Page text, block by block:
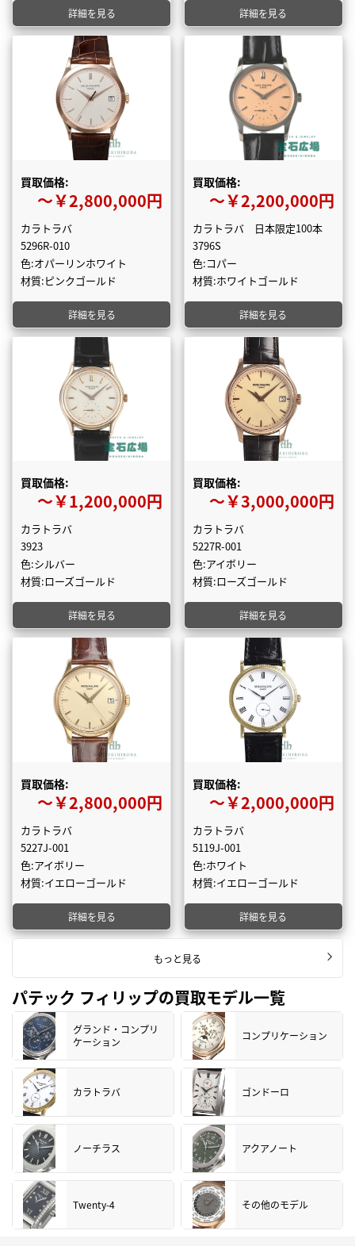
詳細を見る 詳細を見る
買取価格:
〜￥2,800,000円
カラトラバ
5296R-010
色:オパーリンホワイト
材質:ピンクゴールド
詳細を見る
買取価格:
〜￥2,200,000円
カラトラバ 日本限定100本
3796S
色:コパー
材質:ホワイトゴールド
詳細を見る
買取価格:
〜￥1,200,000円
カラトラバ
3923
色:シルバー
材質:ローズゴールド
詳細を見る
買取価格:
〜￥3,000,000円
カラトラバ
5227R-001
色:アイボリー
材質:ローズゴールド
詳細を見る
買取価格:
〜￥2,800,000円
カラトラバ
5227J-001
色:アイボリー
材質:イエローゴールド
詳細を見る
買取価格:
〜￥2,000,000円
カラトラバ
5119J-001
色:ホワイト
材質:イエローゴールド
詳細を見る
もっと見る
パテック フィリップの買取モデル一覧
グランド・コンプリ
ケーション
コンプリケーション
カラトラバ ゴンドーロ
ノーチラス アクアノート
Twenty-4 その他のモデル